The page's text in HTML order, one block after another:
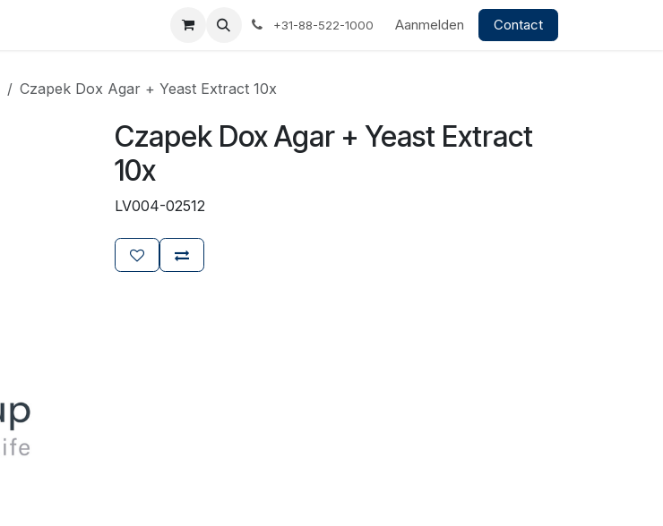
Klant worden +31-88-522-1000 Aanmelden Contact
Czapek Dox Agar + Yeast Extract 10x
Czapek Dox Agar + Yeast Extract
10x
LV004-02512